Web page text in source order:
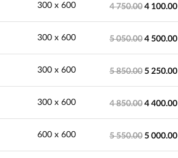
300 х 600 4 750.00 4 100.00
300 х 600 5 050.00 4 500.00
300 х 600 5 850.00 5 250.00
300 х 600 4 850.00 4 400.00
600 х 600 5 550.00 5 000.00